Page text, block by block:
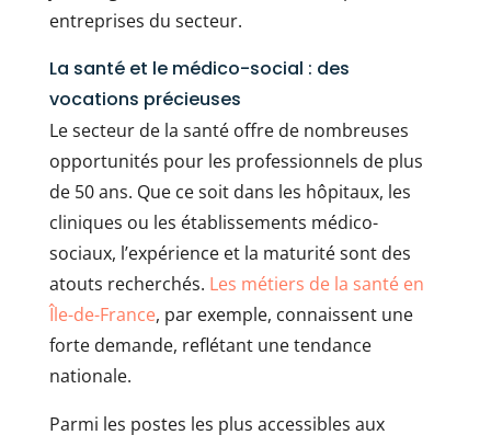
entreprises du secteur.
La santé et le médico-social : des
vocations précieuses
Le secteur de la santé offre de nombreuses
opportunités pour les professionnels de plus
de 50 ans. Que ce soit dans les hôpitaux, les
cliniques ou les établissements médico-
sociaux, l’expérience et la maturité sont des
atouts recherchés. Les métiers de la santé en
Île-de-France, par exemple, connaissent une
forte demande, reflétant une tendance
nationale.
Parmi les postes les plus accessibles aux